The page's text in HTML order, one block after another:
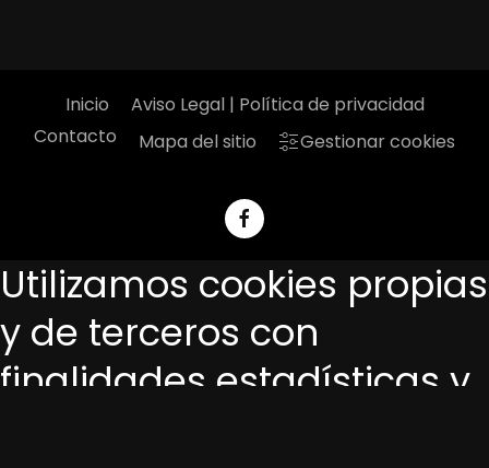
Inicio
Aviso Legal | Política de privacidad
Contacto
Mapa del sitio Gestionar cookies
Utilizamos cookies propias
y de terceros con
finalidades estadísticas y